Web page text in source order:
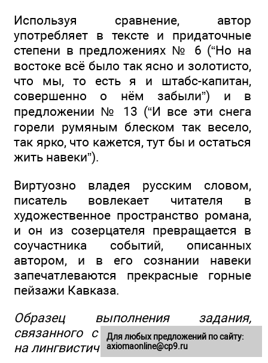
Используя сравнение, автор
употребляет в тексте и придаточные
степени в предложениях № 6 (“Но на
востоке всё было так ясно и золотисто,
что мы, то есть я и штабс-капитан,
совершенно о нём забыли”) и в
предложении № 13 (“И все эти снега
горели румяным блеском так весело,
так ярко, что кажется, тут бы и остаться
жить навеки”).
Виртуозно владея русским словом,
писатель вовлекает читателя в
художественное пространство романа,
и он из созерцателя превращается в
соучастника событий, описанных
автором, и в его сознании навеки
запечатлеваются прекрасные горные
пейзажи Кавказа.
Образец выполнения задания,
связанного с написанием сочинения
на лингвистическую тему по тексту № 3
Для любых предложений по сайту:
axiomaonline@cp9.ru